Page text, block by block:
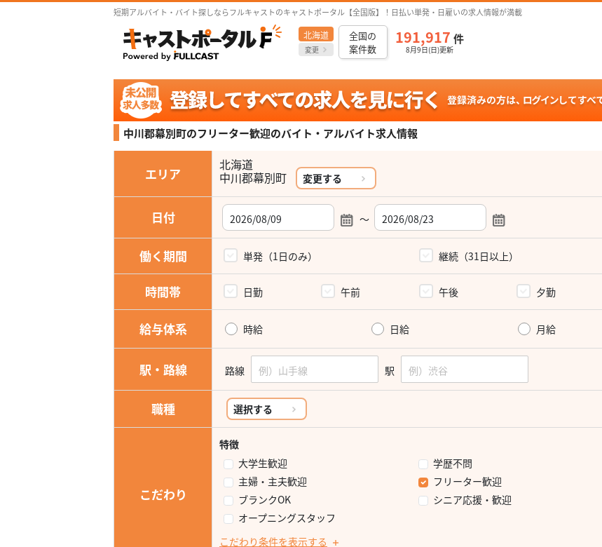
短期アルバイト・バイト探しならフルキャストのキャストポータル【全国版】！日払い単発・日雇いの求人情報が満載
北海道
変更
全国の
案件数
191,917 件
8月9日(日)更新
中川郡幕別町のフリーター歓迎のバイト・アルバイト求人情報
エリア
北海道
変更する
日付 ～
働く期間 単発（1日のみ） 継続（31日以上）
時間帯 日勤 午前 午後 夕勤
給与体系 時給 日給 月給
駅・路線 路線 駅
職種 選択する
こだわり
特徴
大学生歓迎
学歴不問
主婦・主夫歓迎
フリーター歓迎
ブランクOK
シニア応援・歓迎
オープニングスタッフ
こだわり条件を表示する